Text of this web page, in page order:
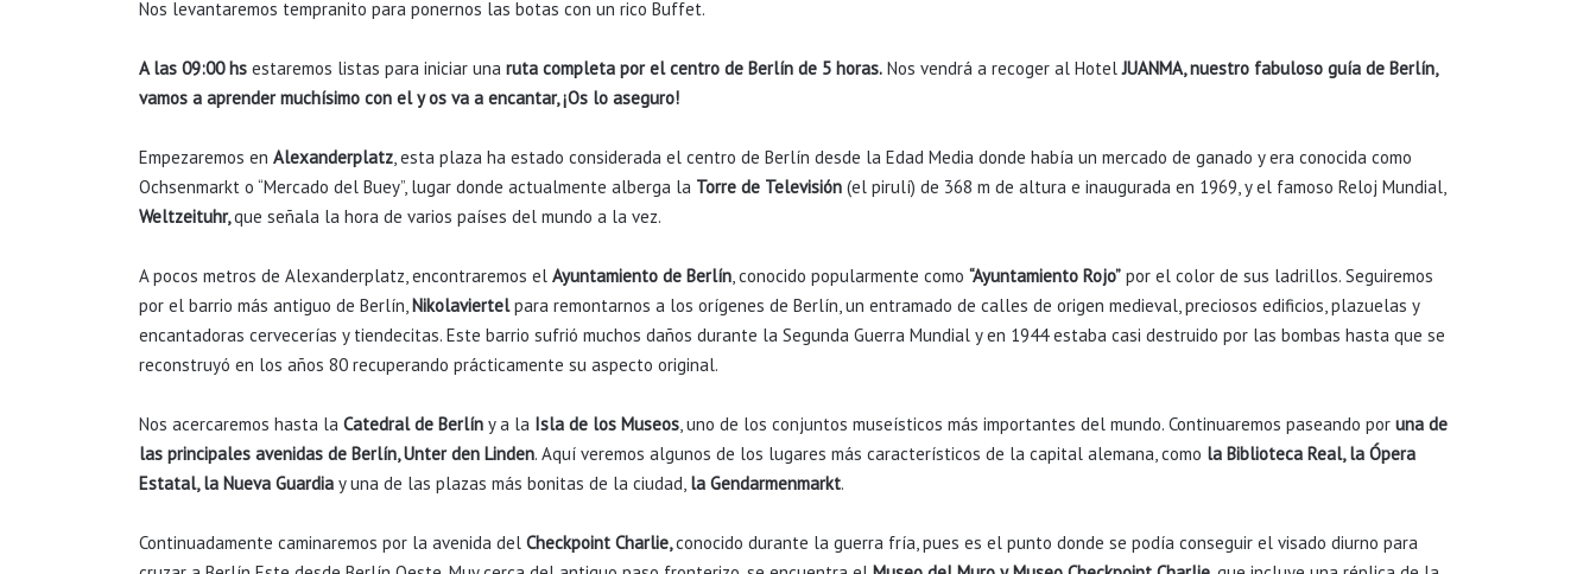
Nos levantaremos tempranito para ponernos las botas con un rico Buffet.
A las 09:00 hs estaremos listas para iniciar una ruta completa por el centro de Berlín de 5 horas. Nos vendrá a recoger al HotelJUANMA, nuestro fabuloso guía de Berlín,
vamos a aprender muchísimo con el y os va a encantar, ¡Os lo aseguro!
Empezaremos en Alexanderplatz , esta plaza ha estado considerada el centro de Berlín desde la Edad Media donde había un mercado de ganado y era conocida como
Ochsenmarkt o “Mercado del Buey”, lugar donde actualmente alberga la Torre de Televisión (el pirulí) de 368 m de altura e inaugurada en 1969, y el famoso Reloj Mundial,
Weltzeituhr,que señala la hora de varios países del mundo a la vez.
A pocos metros de Alexanderplatz, encontraremos el Ayuntamiento de Berlín , conocido popularmente como “Ayuntamiento Rojo” por el color de sus ladrillos. Seguiremos
por el barrio más antiguo de Berlín, Nikolaviertelpara remontarnos a los orígenes de Berlín, un entramado de calles de origen medieval, preciosos edificios, plazuelas y
encantadoras cervecerías y tiendecitas. Este barrio sufrió muchos daños durante la Segunda Guerra Mundial y en 1944 estaba casi destruido por las bombas hasta que se
reconstruyó en los años 80 recuperando prácticamente su aspecto original.
Nos acercaremos hasta la Catedral de Berlín y a la Isla de los Museos , uno de los conjuntos museísticos más importantes del mundo. Continuaremos paseando por una de
las principales avenidas de Berlín, Unter den Linden. Aquí veremos algunos de los lugares más característicos de la capital alemana, como la Biblioteca Real, la Ópera
Estatal, la Nueva Guardia y una de las plazas más bonitas de la ciudad, la Gendarmenmarkt.
Continuadamente caminaremos por la avenida del Checkpoint Charlie,conocido durante la guerra fría, pues es el punto donde se podía conseguir el visado diurno para